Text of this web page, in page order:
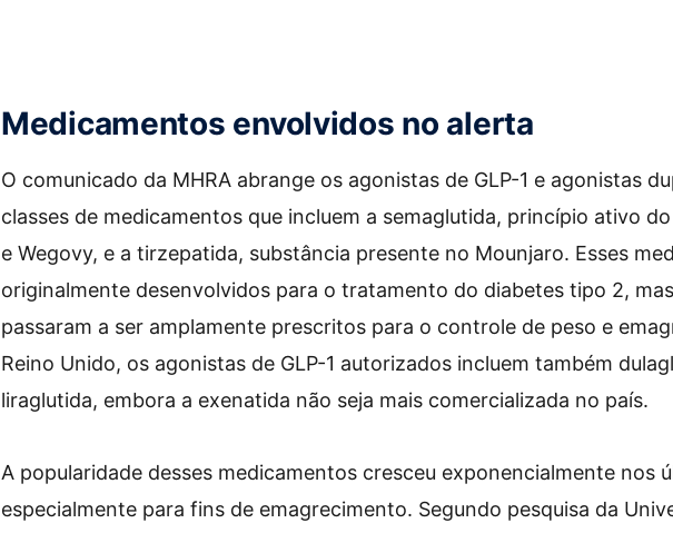
Medicamentos envolvidos no alerta
O comunicado da MHRA abrange os agonistas de GLP-1 e agonistas
classes de medicamentos que incluem a semaglutida, princípio ativo
e Wegovy, e a tirzepatida, substância presente no Mounjaro. Esses
originalmente desenvolvidos para o tratamento do diabetes tipo 2,
passaram a ser amplamente prescritos para o controle de peso e
Reino Unido, os agonistas de GLP-1 autorizados incluem também
liraglutida, embora a exenatida não seja mais comercializada no país.
A popularidade desses medicamentos cresceu exponencialmente nos
especialmente para fins de emagrecimento. Segundo pesquisa da